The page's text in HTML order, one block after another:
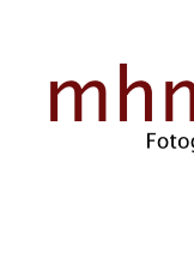
springen